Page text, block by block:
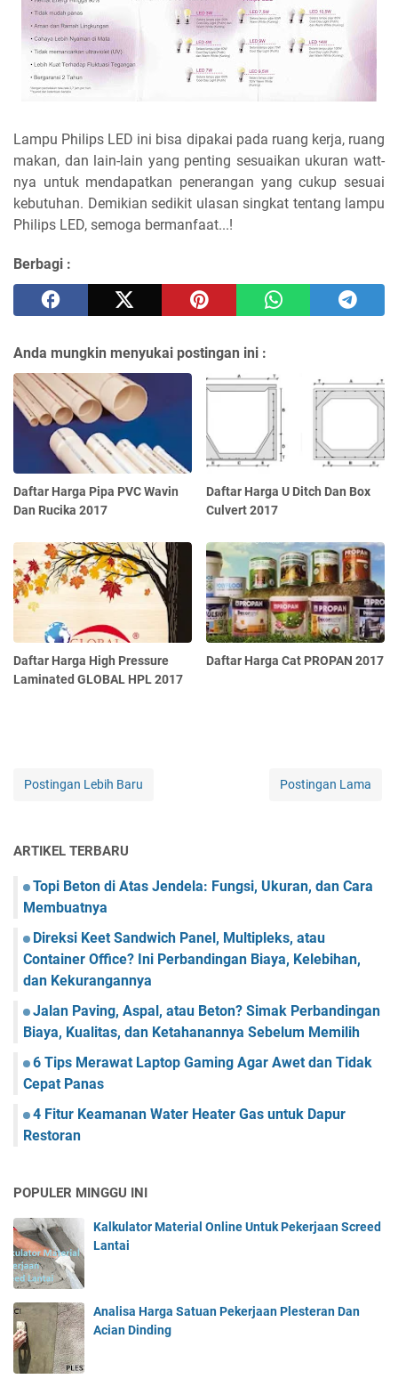
Lampu Philips LED ini bisa dipakai pada ruang kerja, ruang
makan, dan lain-lain yang penting sesuaikan ukuran watt-
nya untuk mendapatkan penerangan yang cukup sesuai
kebutuhan. Demikian sedikit ulasan singkat tentang lampu
Philips LED, semoga bermanfaat...!
Berbagi :
Anda mungkin menyukai postingan ini :
Daftar Harga Pipa PVC Wavin
Dan Rucika 2017
Daftar Harga U Ditch Dan Box
Culvert 2017
Daftar Harga High Pressure
Laminated GLOBAL HPL 2017
Daftar Harga Cat PROPAN 2017
Postingan Lebih Baru Postingan Lama
ARTIKEL TERBARU
Topi Beton di Atas Jendela: Fungsi, Ukuran, dan Cara
Membuatnya
Direksi Keet Sandwich Panel, Multipleks, atau
Container Office? Ini Perbandingan Biaya, Kelebihan,
dan Kekurangannya
Jalan Paving, Aspal, atau Beton? Simak Perbandingan
Biaya, Kualitas, dan Ketahanannya Sebelum Memilih
6 Tips Merawat Laptop Gaming Agar Awet dan Tidak
Cepat Panas
4 Fitur Keamanan Water Heater Gas untuk Dapur
Restoran
POPULER MINGGU INI
Kalkulator Material Online Untuk Pekerjaan Screed
Lantai
Analisa Harga Satuan Pekerjaan Plesteran Dan
Acian Dinding